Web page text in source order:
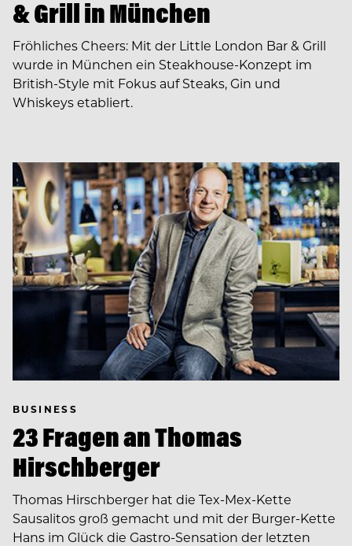
& Grill in München
Fröhliches Cheers: Mit der Little London Bar & Grill
wurde in München ein Steakhouse-Konzept im
British-Style mit Fokus auf Steaks, Gin und
Whiskeys etabliert.
BUSINESS
23 Fragen an Thomas
Hirschberger
Thomas Hirschberger hat die Tex-Mex-Kette
Sausalitos groß gemacht und mit der Burger-Kette
Hans im Glück die Gastro-Sensation der letzten